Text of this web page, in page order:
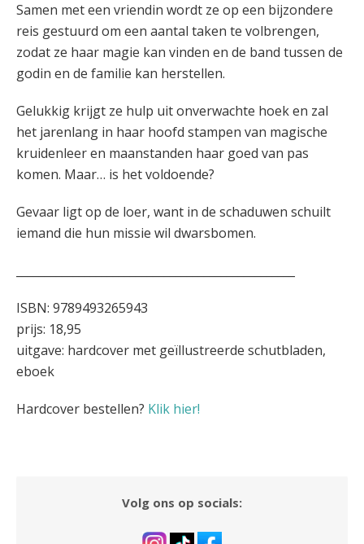
Samen met een vriendin wordt ze op een bijzondere
reis gestuurd om een aantal taken te volbrengen,
zodat ze haar magie kan vinden en de band tussen de
godin en de familie kan herstellen.
Gelukkig krijgt ze hulp uit onverwachte hoek en zal
het jarenlang in haar hoofd stampen van magische
kruidenleer en maanstanden haar goed van pas
komen. Maar… is het voldoende?
Gevaar ligt op de loer, want in de schaduwen schuilt
iemand die hun missie wil dwarsbomen.
ISBN: 9789493265943
prijs: 18,95
uitgave: hardcover met geïllustreerde schutbladen,
eboek
Hardcover bestellen? Klik hier!
Volg ons op socials: